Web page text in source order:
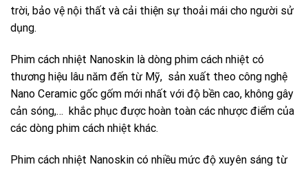
trời, bảo vệ nội thất và cải thiện sự thoải mái cho người sử
dụng.
Phim cách nhiệt Nanoskin là dòng phim cách nhiệt có
thương hiệu lâu năm đến từ Mỹ, sản xuất theo công nghệ
Nano Ceramic gốc gốm mới nhất với độ bền cao, không gây
cản sóng,… khắc phục được hoàn toàn các nhược điểm của
các dòng phim cách nhiệt khác.
Phim cách nhiệt Nanoskin có nhiều mức độ xuyên sáng từ